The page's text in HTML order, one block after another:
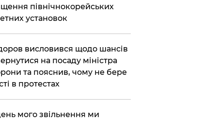
північнокорейських
установок
висловився щодо шансів
на посаду міністра
та пояснив, чому не бере
в протестах
мого звільнення ми